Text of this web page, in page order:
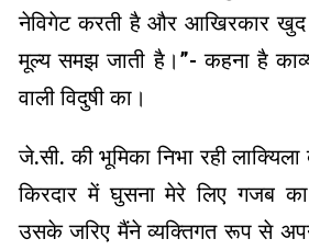
नेविगेट करती है और आखिरकार खुद
मूल्य समझ जाती है।”- कहना है
वाली विदुषी का।
जे.सी. की भूमिका निभा रही
किरदार में घुसना मेरे लिए गजब
उसके जरिए मैंने व्यक्तिगत रूप से